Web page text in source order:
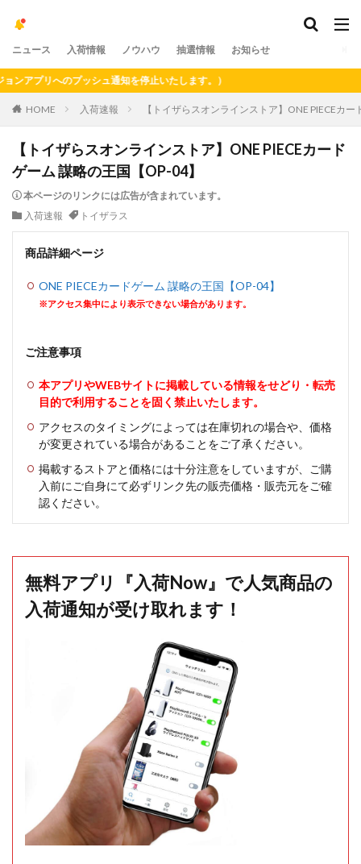
ニュース 入荷情報 ノウハウ 抽選情報 お知らせ
リへのプッシュ通知を停止いたします。）
HOME 入荷速報 【トイザらスオンラインストア】ONE PIECEカ
【トイザらスオンラインストア】ONE PIECEカード
ゲーム 謀略の王国【OP-04】
本ページのリンクには広告が含まれています。
入荷速報
トイザラス
商品詳細ページ
ONE PIECEカードゲーム 謀略の王国【OP-04】
※アクセス集中により表示できない場合があります。
ご注意事項
本アプリやWEBサイトに掲載している情報をせどり・転売
目的で利用することを固く禁止いたします。
アクセスのタイミングによっては在庫切れの場合や、価格
が変更されている場合があることをご了承ください。
掲載するストアと価格には十分注意をしていますが、ご購
入前にご自身にて必ずリンク先の販売価格・販売元をご確
認ください。
無料アプリ『入荷Now』で人気商品の
入荷通知が受け取れます！